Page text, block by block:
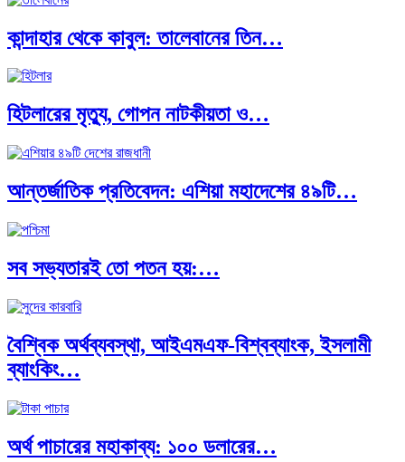
কান্দাহার থেকে কাবুল: তালেবানের তিন…
হিটলারের মৃত্যু, গোপন নাটকীয়তা ও…
আন্তর্জাতিক প্রতিবেদন: এশিয়া মহাদেশের ৪৯টি…
সব সভ্যতারই তো পতন হয়:…
বৈশ্বিক অর্থব্যবস্থা, আইএমএফ-বিশ্বব্যাংক, ইসলামী
ব্যাংকিং…
অর্থ পাচারের মহাকাব্য: ১০০ ডলারের…